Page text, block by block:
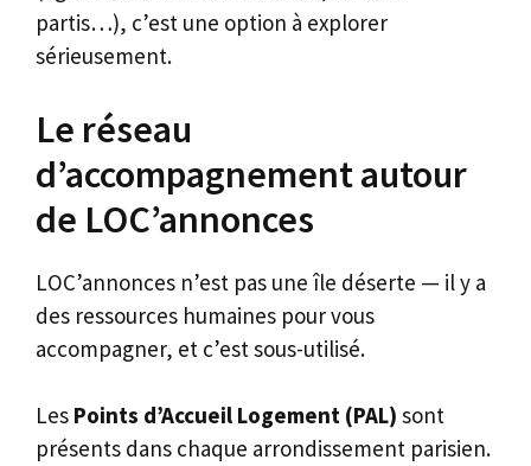
partis…), c’est une option à explorer
sérieusement.
Le réseau
d’accompagnement autour
de LOC’annonces
LOC’annonces n’est pas une île déserte — il y a
des ressources humaines pour vous
accompagner, et c’est sous-utilisé.
Les Points d’Accueil Logement (PAL) sont
présents dans chaque arrondissement parisien.